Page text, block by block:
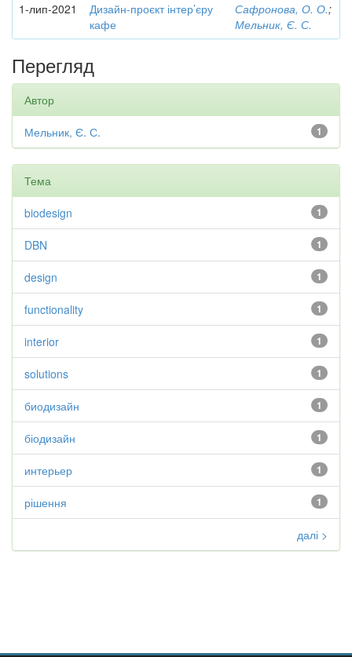
1-лип-2021
Дизайн-проєкт інтер’єру
кафе
Сафронова, О. О.;
Мельник, Є. С.
Перегляд
Автор
1
Мельник, Є. С.
Тема
1
biodesign
1
DBN
1
design
1
functionality
1
interior
1
solutions
1
биодизайн
1
біодизайн
1
интерьер
1
рішення
далі >